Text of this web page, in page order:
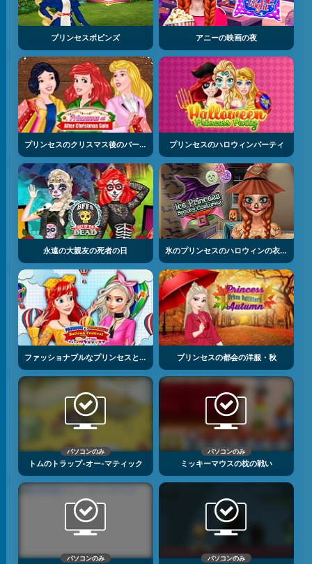
プリンセスポピンズ アニーの映画の夜
プリンセスのクリスマス後のバーゲンセール プリンセスのハロウィンパーティ
永遠の大親友の死者の日 氷のプリンセスのハロウィンの衣装
ファッショナブルなプリンセスとバルーンフェスティバル プリンセスの都会の洋服・秋
パソコンのみ
トムのトラップ‐オー‐マティック
パソコンのみ
ミッキーマウスの枕の戦い
パソコンのみ パソコンのみ